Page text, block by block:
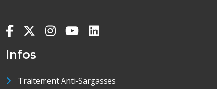
Infos
Traitement Anti-Sargasses